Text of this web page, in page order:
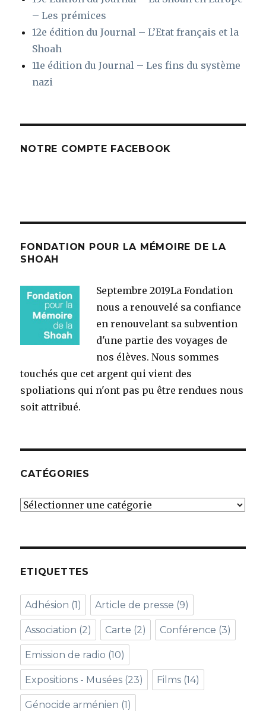
– Les prémices
12e édition du Journal – L’Etat français et la
Shoah
11e édition du Journal – Les fins du système
nazi
NOTRE COMPTE FACEBOOK
FONDATION POUR LA MÉMOIRE DE LA
SHOAH
Septembre 2019La Fondation
nous a renouvelé sa confiance
en renouvelant sa subvention
d'une partie des voyages de
nos élèves. Nous sommes
touchés que cet argent qui vient des
spoliations qui n'ont pas pu être rendues nous
soit attribué.
CATÉGORIES
Catégories
ETIQUETTES
Adhésion (1) Article de presse (9)
Association (2) Carte (2) Conférence (3)
Emission de radio (10)
Expositions - Musées (23) Films (14)
Génocide arménien (1)